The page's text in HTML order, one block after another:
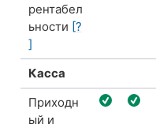
рентабел
ьности [?
]
Касса
Приходн
ый и